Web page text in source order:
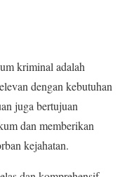
kriminal adalah
dengan kebutuhan
juga bertujuan
dan memberikan
kejahatan.